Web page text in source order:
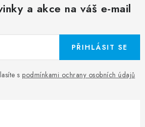
a akce na váš e-mail
s podmínkami ochrany osobních údajů
PŘIHLÁSIT SE